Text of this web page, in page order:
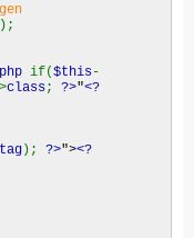
);
if($this-
class; ?>"<?
); ?>"><?